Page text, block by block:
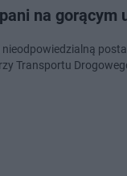
na gorącym
nieodpowiedzialną
Transportu